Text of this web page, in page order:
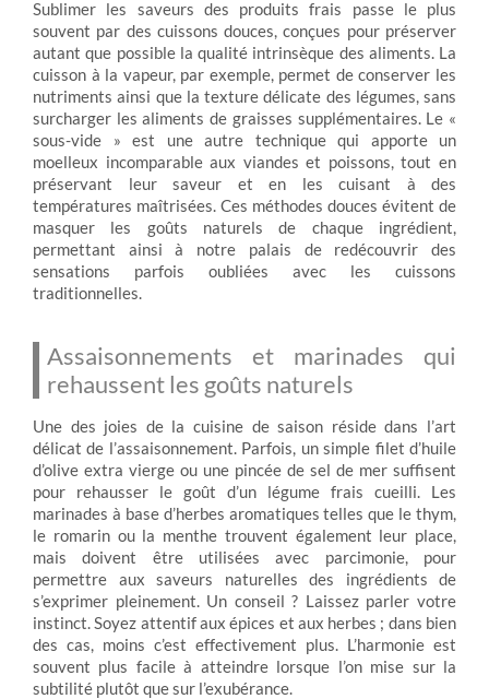
Sublimer les saveurs des produits frais passe le plus
souvent par des cuissons douces, conçues pour préserver
autant que possible la qualité intrinsèque des aliments. La
cuisson à la vapeur, par exemple, permet de conserver les
nutriments ainsi que la texture délicate des légumes, sans
surcharger les aliments de graisses supplémentaires. Le «
sous-vide » est une autre technique qui apporte un
moelleux incomparable aux viandes et poissons, tout en
préservant leur saveur et en les cuisant à des
températures maîtrisées. Ces méthodes douces évitent de
masquer les goûts naturels de chaque ingrédient,
permettant ainsi à notre palais de redécouvrir des
sensations parfois oubliées avec les cuissons
traditionnelles.
Assaisonnements et marinades qui
rehaussent les goûts naturels
Une des joies de la cuisine de saison réside dans l’art
délicat de l’assaisonnement. Parfois, un simple filet d’huile
d’olive extra vierge ou une pincée de sel de mer suffisent
pour rehausser le goût d’un légume frais cueilli. Les
marinades à base d’herbes aromatiques telles que le thym,
le romarin ou la menthe trouvent également leur place,
mais doivent être utilisées avec parcimonie, pour
permettre aux saveurs naturelles des ingrédients de
s’exprimer pleinement. Un conseil ? Laissez parler votre
instinct. Soyez attentif aux épices et aux herbes ; dans bien
des cas, moins c’est effectivement plus. L’harmonie est
souvent plus facile à atteindre lorsque l’on mise sur la
subtilité plutôt que sur l’exubérance.